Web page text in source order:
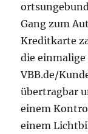
Gang zum
Kreditkarte
die einmalige
VBB.de/
übertragbar
einem
einem